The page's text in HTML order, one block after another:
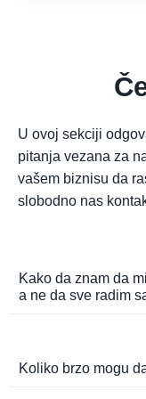
U ovoj sekciji
pitanja vezana za
vašem biznisu da
slobodno nas
Kako da znam da
a ne da sve radim
Koliko brzo mogu